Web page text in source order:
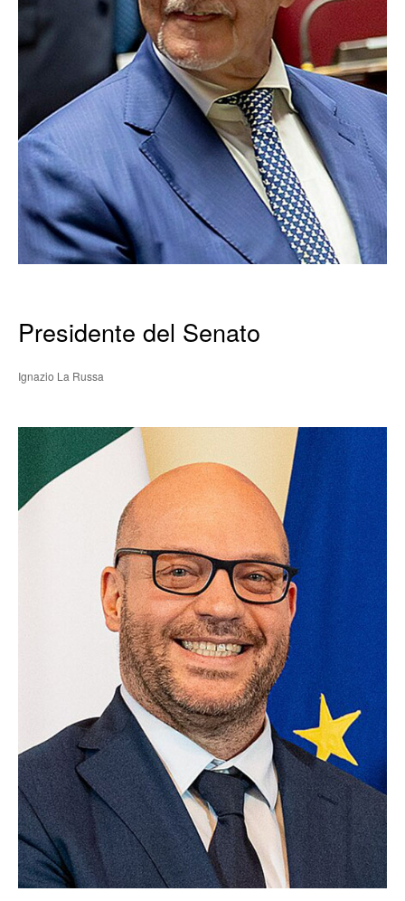
Presidente del Senato
Ignazio La Russa